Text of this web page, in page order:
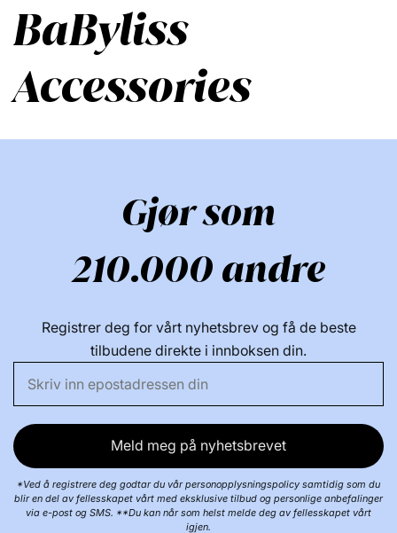
BaByliss
Accessories
Gjør som
210.000 andre
Registrer deg for vårt nyhetsbrev og få de beste
tilbudene direkte i innboksen din.
Meld meg på nyhetsbrevet
*Ved å registrere deg godtar du vår personopplysningspolicy samtidig som du
blir en del av fellesskapet vårt med eksklusive tilbud og personlige anbefalinger
via e-post og SMS. **Du kan når som helst melde deg av fellesskapet vårt
igjen.